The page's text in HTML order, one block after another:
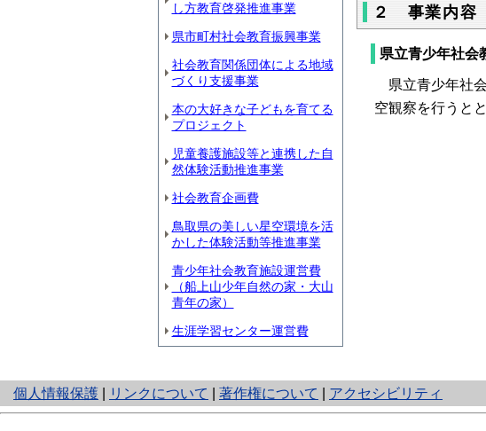
し方教育啓発推進事業
県市町村社会教育振興事業
社会教育関係団体による地域
づくり支援事業
本の大好きな子どもを育てる
プロジェクト
児童養護施設等と連携した自
然体験活動推進事業
社会教育企画費
鳥取県の美しい星空環境を活
かした体験活動等推進事業
青少年社会教育施設運営費
（船上山少年自然の家・大山
青年の家）
生涯学習センター運営費
２ 事業内容
県立青少年社会
県立青少年社
空観察を行うと
個人情報保護
と
り
リンクについて 著作権について アクセシビリティ